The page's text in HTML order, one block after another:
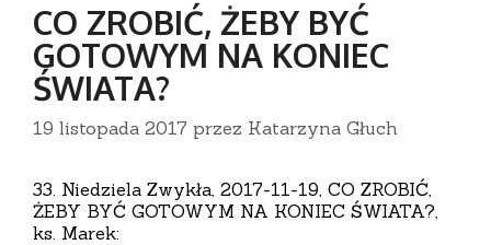
CO ZROBIĆ, ŻEBY BYĆ
GOTOWYM NA KONIEC
ŚWIATA?
19 listopada 2017 przez Katarzyna Głuch
33. Niedziela Zwykła, 2017-11-19, CO ZROBIĆ,
ŻEBY BYĆ GOTOWYM NA KONIEC ŚWIATA?,
ks. Marek: